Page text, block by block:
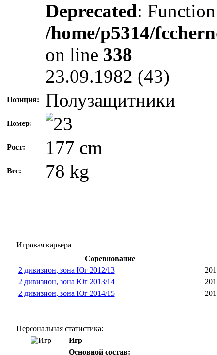
Deprecated:
/home/p5314/
on line 338
23.09.1982 (43)
Позиция: Полузащитники
Номер:
Рост: 177 cm
Вес: 78 kg
Игровая карьера
Соревнование
2 дивизион, зона Юг 2012/13
2 дивизион, зона Юг 2013/14
2 дивизион, зона Юг 2014/15
Персональная статистика:
Игр
Основной состав: